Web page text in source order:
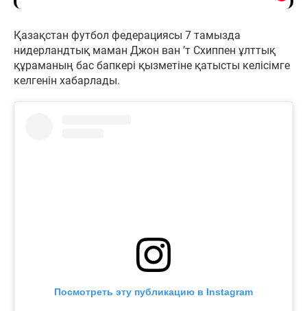
Қазақстан футбол федерациясы 7 тамызда
нидерландтық маман Джон ван ’т Схиппен ұлттық
құраманың бас бапкері қызметіне қатысты келісімге
келгенін хабарлады.
Посмотреть эту публикацию в Instagram